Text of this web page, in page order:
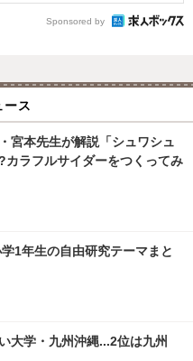
Sponsored by
ース
宮本先生が解説「シュワシュ
カラフルサイダーをつくってみ
学1年生の自由研究テーマまと
大学・九州沖縄...2位は九州